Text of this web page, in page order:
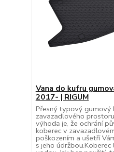
Vana do kufru
2017- | RIGUM
Přesný typový gumový
zavazadlového
výhoda je, že ochrání
koberec v
poškozením a ušetří
s jeho